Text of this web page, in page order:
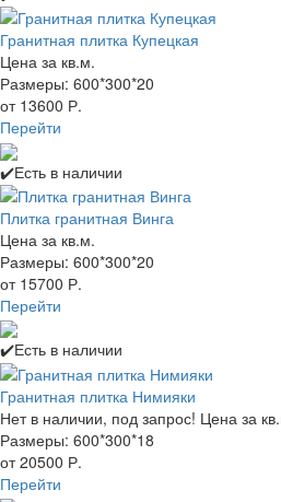
Гранитная плитка Купецкая
Цена за кв.м.
Размеры: 600*300*20
от 13600 Р.
Перейти
✔️Есть в наличии
Плитка гранитная Винга
Цена за кв.м.
Размеры: 600*300*20
от 15700 Р.
Перейти
✔️Есть в наличии
Гранитная плитка Нимияки
Нет в наличии, под запрос! Цена за
Размеры: 600*300*18
от 20500 Р.
Перейти